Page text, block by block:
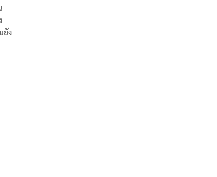
ยัง